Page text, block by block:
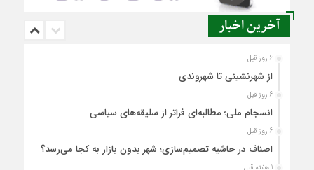
آخرین اخبار
6 روز قبل
از شهرنشینی تا شهروندی
6 روز قبل
انسجام ملی؛ مطالبه‌ای فراتر از سلیقه‌های سیاسی
6 روز قبل
اصناف در حاشیه تصمیم‌سازی؛ شهر بدون بازار به کجا می‌رسد؟
1 هفته قبل